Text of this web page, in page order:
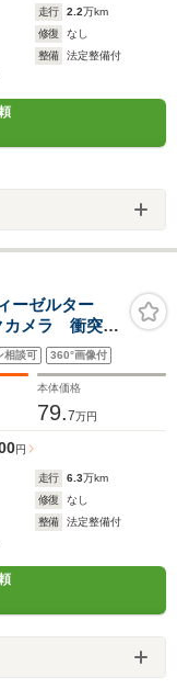
走行 2.2万km
修復
なし
整備
法定整備付
ーゼルター
メラ 衝突被
車 レザーシ
ンETC 純正
談可 360°画像付
本体価格
79.7万円
円
走行 6.3万km
修復
なし
整備
法定整備付